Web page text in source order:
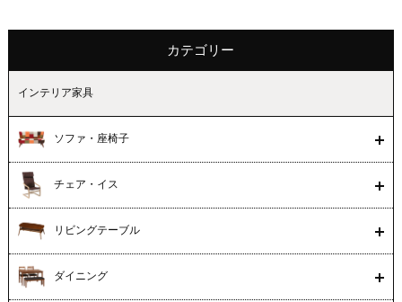
カテゴリー
インテリア家具
ソファ・座椅子
チェア・イス
リビングテーブル
ダイニング